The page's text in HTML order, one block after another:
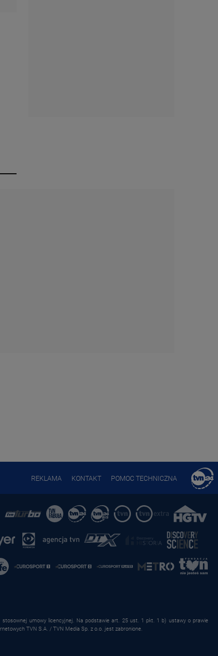
REKLAMA KONTAKT POMOC TECHNICZNA
stosownej umowy licencyjnej. Na podstawie art. 25 ust. 1 pkt. 1 b) ustawy o prawie
TVN S.A. / TVN Media Sp. z o.o. jest zabronione.